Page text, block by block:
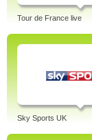
Tour de France live
Sky Sports UK